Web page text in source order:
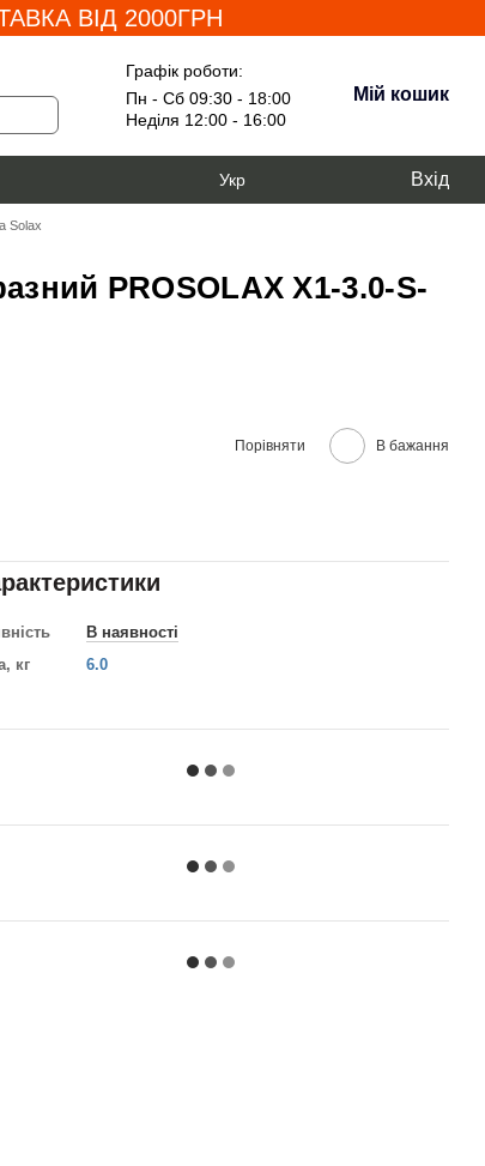
ВІД 2000ГРН
Графік роботи:
Пн - Сб 09:30 - 18:00
Неділя 12:00 - 16:00
Мій кошик
Укр Вхід
Solax
PROSOLAX Х1-3.0-S-
Порівняти В бажання
В наявності
кг
6.0